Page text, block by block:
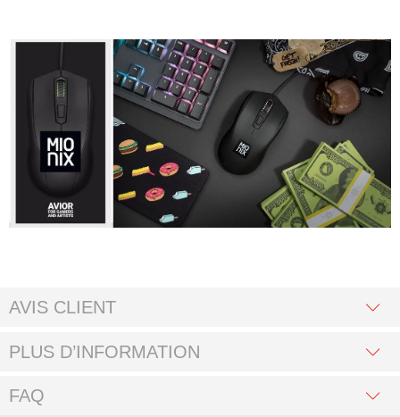
AVIS CLIENT
PLUS D’INFORMATION
FAQ